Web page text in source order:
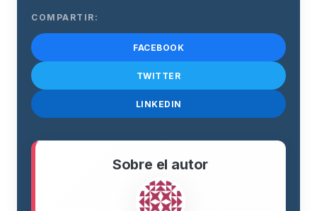
COMPARTIR:
FACEBOOK
TWITTER
LINKEDIN
Sobre el autor